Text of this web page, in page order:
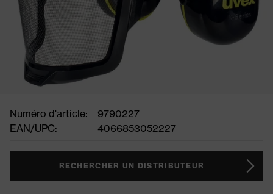
Numéro d'article:
9790227
EAN/UPC:
4066853052227
RECHERCHER UN DISTRIBUTEUR